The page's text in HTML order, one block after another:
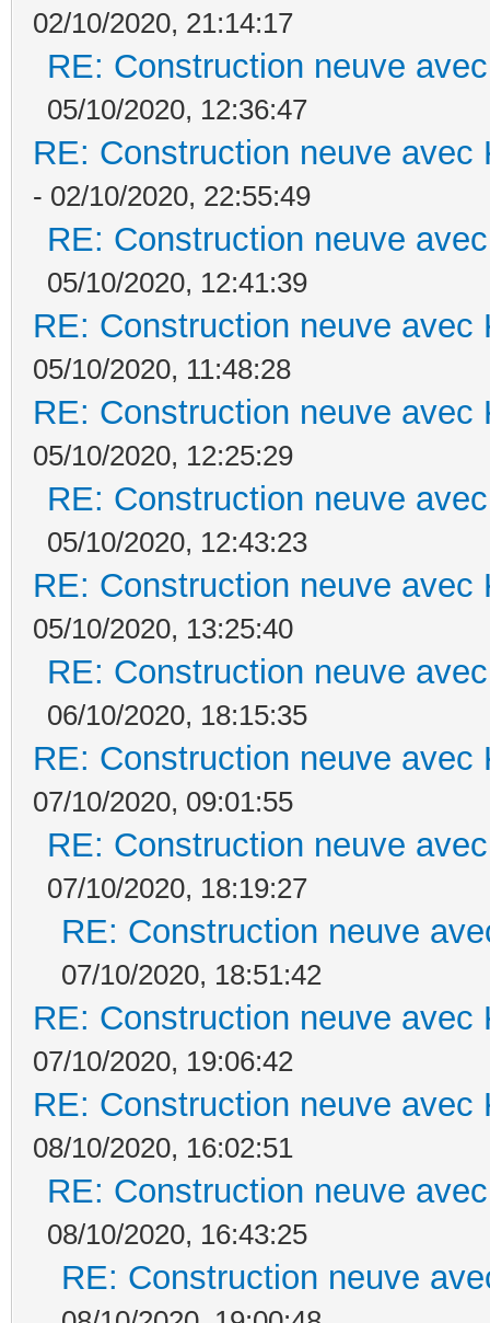
02/10/2020, 21:14:17
RE: Construction neuve
05/10/2020, 12:36:47
RE: Construction neuve avec
- 02/10/2020, 22:55:49
RE: Construction neuve
05/10/2020, 12:41:39
RE: Construction neuve avec
05/10/2020, 11:48:28
RE: Construction neuve avec
05/10/2020, 12:25:29
RE: Construction neuve
05/10/2020, 12:43:23
RE: Construction neuve avec
05/10/2020, 13:25:40
RE: Construction neuve
06/10/2020, 18:15:35
RE: Construction neuve avec
07/10/2020, 09:01:55
RE: Construction neuve
07/10/2020, 18:19:27
RE: Construction neuve
07/10/2020, 18:51:42
RE: Construction neuve avec
07/10/2020, 19:06:42
RE: Construction neuve avec
08/10/2020, 16:02:51
RE: Construction neuve
08/10/2020, 16:43:25
RE: Construction neuve